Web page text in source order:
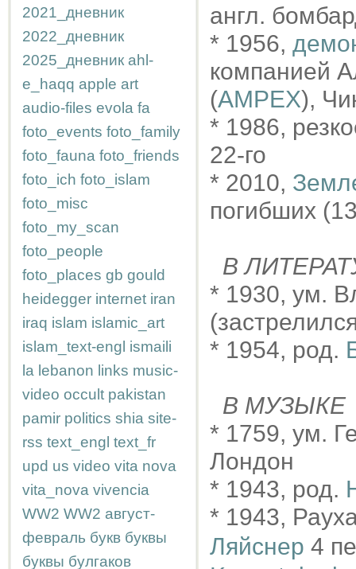
2021_дневник
2022_дневник
2025_дневник ahl-
e_haqq apple art
audio-files evola fa
foto_events foto_family
foto_fauna foto_friends
foto_ich foto_islam
foto_misc
foto_my_scan
foto_people
foto_places gb gould
heidegger internet iran
iraq islam islamic_art
islam_text-engl ismaili
la lebanon links music-
video occult pakistan
pamir politics shia site-
rss text_engl text_fr
upd us video vita nova
vita_nova vivencia
WW2 WW2 август-
февраль букв буквы
буквы булгаков
англ.
* 1956,
компанией
(AMPEX),
* 1986,
22-го
* 2010,
погибших
В
* 1930, ум.
* 1954, род.
В МУЗЫКЕ
* 1759, ум.
Лондон
* 1943, род.
* 1943,
Ляйснер 4